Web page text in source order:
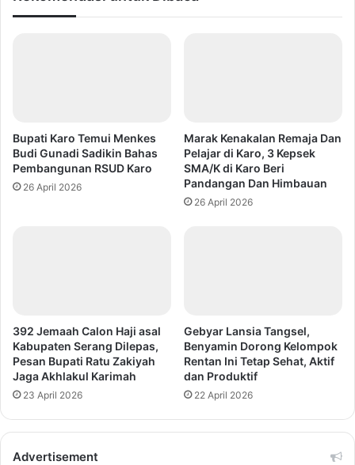
Bupati Karo Temui Menkes
Budi Gunadi Sadikin Bahas
Pembangunan RSUD Karo
26 April 2026
Marak Kenakalan Remaja Dan
Pelajar di Karo, 3 Kepsek
SMA/K di Karo Beri
Pandangan Dan Himbauan
26 April 2026
392 Jemaah Calon Haji asal
Kabupaten Serang Dilepas,
Pesan Bupati Ratu Zakiyah
Jaga Akhlakul Karimah
23 April 2026
Gebyar Lansia Tangsel,
Benyamin Dorong Kelompok
Rentan Ini Tetap Sehat, Aktif
dan Produktif
22 April 2026
Advertisement